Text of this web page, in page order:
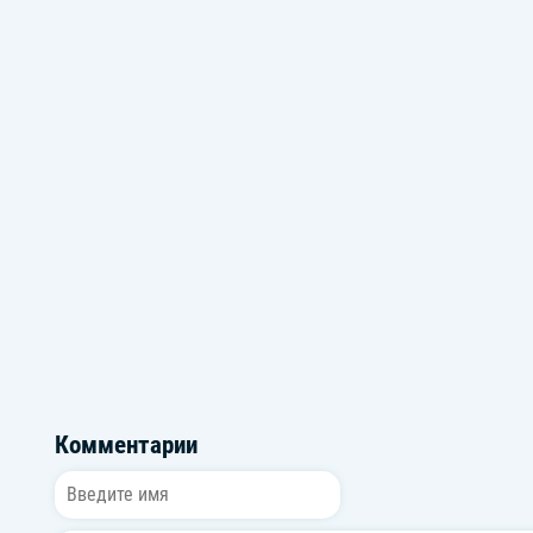
Комментарии